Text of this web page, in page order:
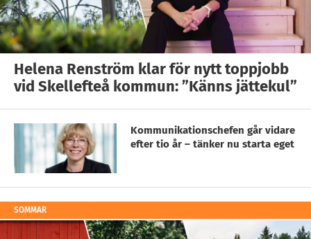
Helena Renström klar för nytt toppjobb
vid Skellefteå kommun: ”Känns jättekul”
Kommunikationschefen går vidare
efter tio år – tänker nu starta eget
SOMMAR